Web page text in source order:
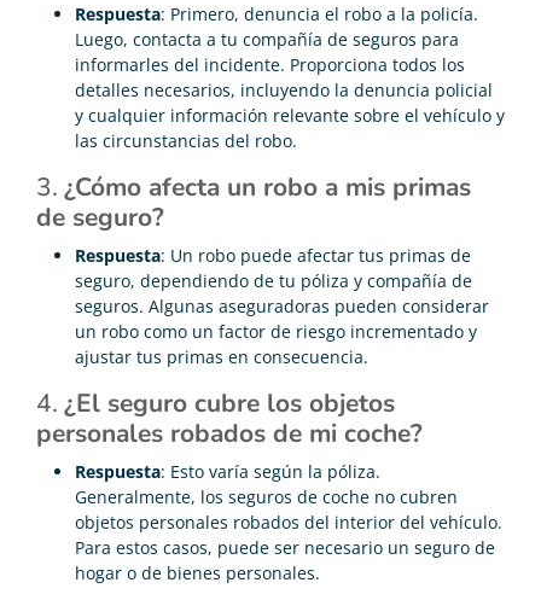
Respuesta: Primero, denuncia el robo a la policía.
Luego, contacta a tu compañía de seguros para
informarles del incidente. Proporciona todos los
detalles necesarios, incluyendo la denuncia policial
y cualquier información relevante sobre el vehículo y
las circunstancias del robo.
3. ¿Cómo afecta un robo a mis primas
de seguro?
Respuesta: Un robo puede afectar tus primas de
seguro, dependiendo de tu póliza y compañía de
seguros. Algunas aseguradoras pueden considerar
un robo como un factor de riesgo incrementado y
ajustar tus primas en consecuencia.
4. ¿El seguro cubre los objetos
personales robados de mi coche?
Respuesta: Esto varía según la póliza.
Generalmente, los seguros de coche no cubren
objetos personales robados del interior del vehículo.
Para estos casos, puede ser necesario un seguro de
hogar o de bienes personales.